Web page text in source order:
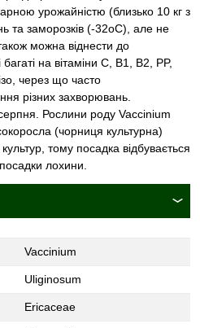
урожайністю (близько 10 кг з
та заморозків (-32оС), але не
можна віднести до
на вітаміни C, B1, B2, PP,
через що часто
різних захворювань.
Рослини роду Vaccinium
(чорниця культурна)
тому посадка відбувається
лохини.
Vaccinium
Uliginosum
Ericaceae